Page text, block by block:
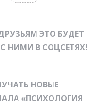
ЭТО БУДЕТ
НИМИ В СОЦСЕТЯХ!
НОВЫЕ
«ПСИХОЛОГИЯ